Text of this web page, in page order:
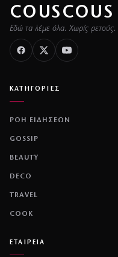
COUSCOUS
Εδώ τα λέμε όλα. Χωρίς ρετούς.
ΚΑΤΗΓΟΡΙΕΣ
ΡΟΗ ΕΙΔΗΣΕΩΝ
GOSSIP
BEAUTY
DECO
TRAVEL
COOK
ΕΤΑΙΡΕΙΑ